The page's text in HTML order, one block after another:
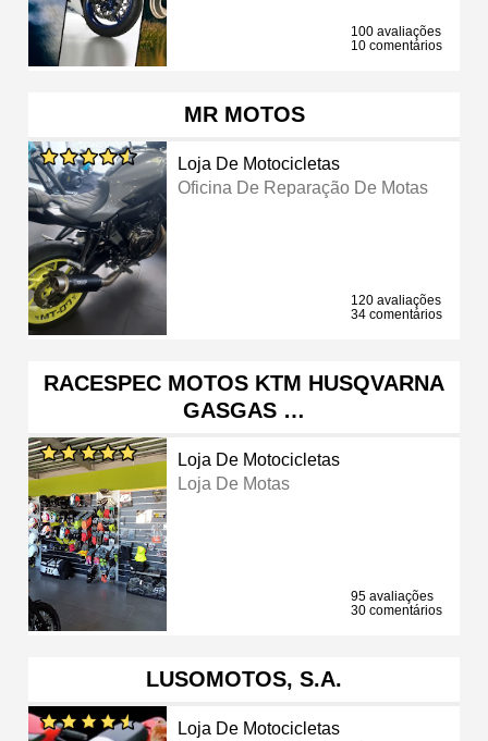
100 avaliações
10 comentários
MR MOTOS
Loja De Motocicletas
Oficina De Reparação De Motas
120 avaliações
34 comentários
RACESPEC MOTOS KTM HUSQVARNA
GASGAS …
Loja De Motocicletas
Loja De Motas
95 avaliações
30 comentários
LUSOMOTOS, S.A.
Loja De Motocicletas